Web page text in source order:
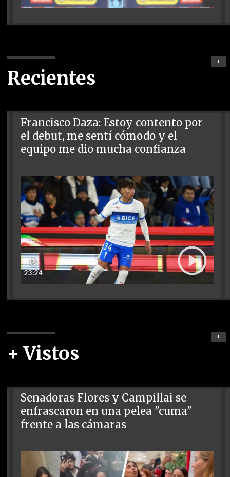
Recientes
+
Francisco Daza: Estoy contento por
el debut, me sentí cómodo y el
equipo me dio mucha confianza
🕑
23:24
+ Vistos
+
Senadoras Flores y Campillai se
enfrascaron en una pelea "cuma"
frente a las cámaras